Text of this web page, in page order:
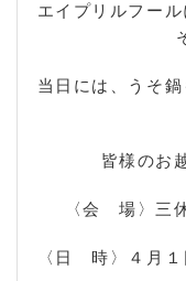
エイプリルフー
当日には、うそ
皆様のお
〈会 場〉三
〈日 時〉４月